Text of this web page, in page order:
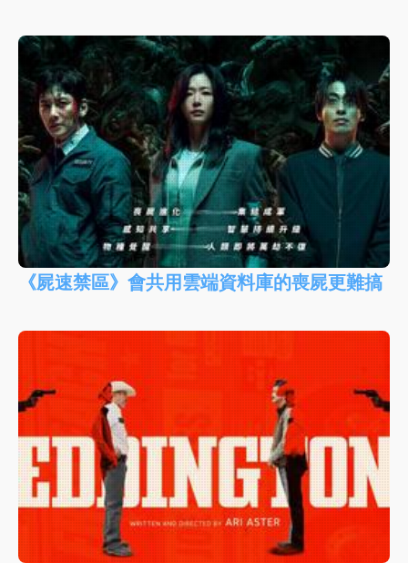
《屍速禁區》會共用雲端資料庫的喪屍更難搞